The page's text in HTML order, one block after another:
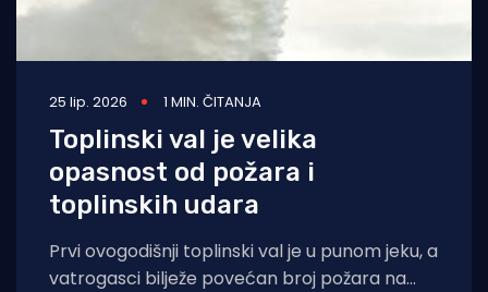
25 lip. 2026 1 MIN. ČITANJA
Toplinski val je velika
opasnost od požara i
toplinskih udara
Prvi ovogodišnji toplinski val je u punom jeku, a
vatrogasci bilježe povećan broj požara na